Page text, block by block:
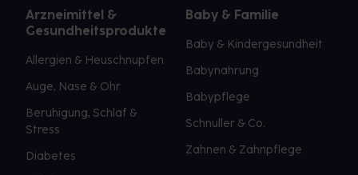
Arzneimittel &
Gesundheitsprodukte
Allergien & Heuschnupfen
Auge, Nase & Ohr
Beruhigung, Schlaf &
Stress
Diabetes
Baby & Familie
Baby & Kindergesundheit
Babynahrung
Babypflege
Schnuller & Co.
Zahnen & Zahnpflege